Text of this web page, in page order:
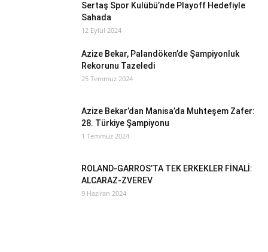
Sertaş Spor Kulübü’nde Playoff Hedefiyle
Sahada
12 Eylül 2024
Azize Bekar, Palandöken’de Şampiyonluk
Rekorunu Tazeledi
25 Temmuz 2024
Azize Bekar’dan Manisa’da Muhteşem Zafer:
28. Türkiye Şampiyonu
1 Temmuz 2024
ROLAND-GARROS’TA TEK ERKEKLER FİNALİ:
ALCARAZ-ZVEREV
9 Haziran 2024